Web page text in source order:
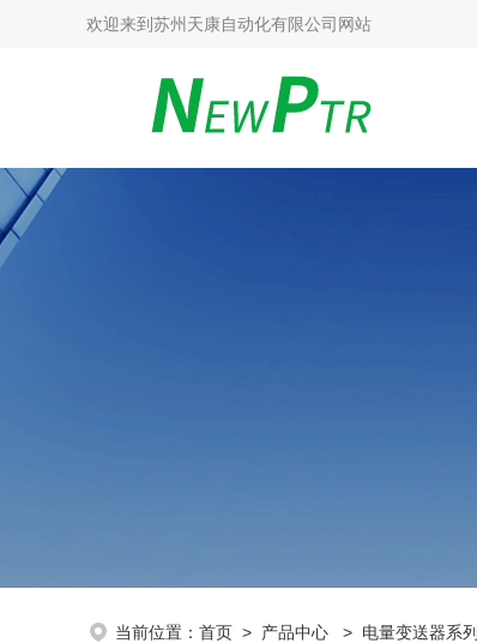
欢迎来到 苏州天康自动化有限公司网站
当前位置： 首页 > 产品中心 > 电量变送器系列